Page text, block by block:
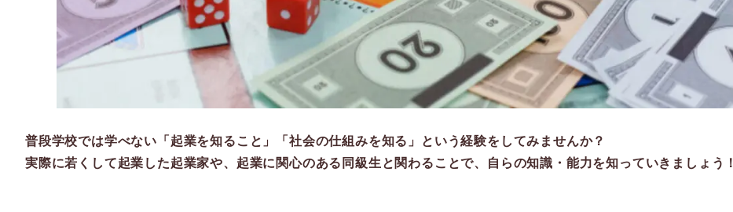
普段学校では学べない「起業を知ること」「社会の仕組みを知る」という経験をしてみませんか？
実際に若くして起業した起業家や、起業に関心のある同級生と関わることで、自らの知識・能力を知っていきましょう！